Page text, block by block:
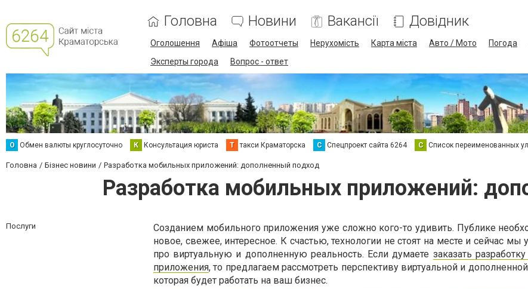
Головна Новини Вакансії Довідник
Оголошення Афіша Фотоотчеты Нерухомість Карта міста Авто / Мото Погода
Эксперты города
Вопрос - ответ
О Обмен валюты круглосуточно К Консультация юриста Т такси Краматорска С Спецпроект сайта 6264 С Список переименованных
Головна Бізнес новини Разработка мобильных приложений: дополненный подход
Разработка мобильных приложений:
Послуги
Созданием мобильного приложения уже сложно кого-то удивить. Публике
новое, свежее, интересное. К счастью, технологии не стоят на месте и сейчас
про виртуальную и дополненную реальность. Если думаете заказать
приложения, то предлагаем рассмотреть перспективу виртуальной и
которая будет работать на ваш бизнес.